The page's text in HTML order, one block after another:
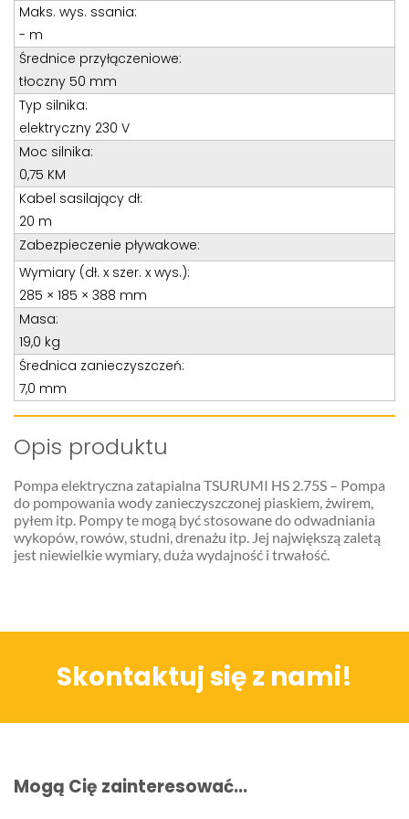
Specjalista d/s sprzedaż maszyn i urządzeń
Tel: 32 275 32 26 wew. 21
Kom:+48 605 910 179
E-mail:tomaszbochenek@wobis.pl
Maks. wys. ssania:
- m
Średnice przyłączeniowe:
tłoczny 50 mm
Typ silnika:
elektryczny 230 V
Moc silnika:
0,75 KM
Kabel sasilający dł:
20 m
Zabezpieczenie pływakowe:
Wymiary (dł. x szer. x wys.):
285 × 185 × 388 mm
Masa:
19,0 kg
Średnica zanieczyszczeń:
7,0 mm
Opis produktu
Pompa elektryczna zatapialna TSURUMI HS 2.75S – Pompa
do pompowania wody zanieczyszczonej piaskiem, żwirem,
pyłem itp. Pompy te mogą być stosowane do odwadniania
wykopów, rowów, studni, drenażu itp. Jej największą zaletą
jest niewielkie wymiary, duża wydajność i trwałość.
Skontaktuj się z nami!
Mogą Cię zainteresować...